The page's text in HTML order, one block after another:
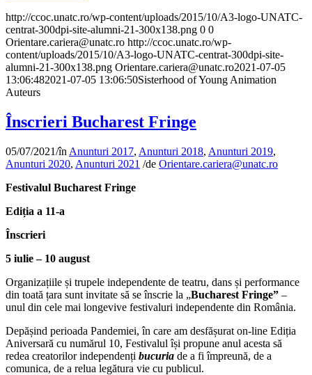
http://ccoc.unatc.ro/wp-content/uploads/2015/10/A3-logo-UNATC-
centrat-300dpi-site-alumni-21-300x138.png 0 0
Orientare.cariera@unatc.ro http://ccoc.unatc.ro/wp-
content/uploads/2015/10/A3-logo-UNATC-centrat-300dpi-site-
alumni-21-300x138.png Orientare.cariera@unatc.ro2021-07-05
13:06:482021-07-05 13:06:50Sisterhood of Young Animation
Auteurs
Înscrieri Bucharest Fringe
05/07/2021/în Anunturi 2017, Anunturi 2018, Anunturi 2019,
Anunturi 2020, Anunturi 2021 /de Orientare.cariera@unatc.ro
Festivalul Bucharest Fringe
Ediția a 11-a
Înscrieri
5 iulie – 10 august
Organizațiile și trupele independente de teatru, dans și performance
din toată țara sunt invitate să se înscrie la „Bucharest Fringe” –
unul din cele mai longevive festivaluri independente din România.
Depășind perioada Pandemiei, în care am desfășurat on-line Ediția
Aniversară cu numărul 10, Festivalul își propune anul acesta să
redea creatorilor independenți bucuria de a fi împreună, de a
comunica, de a relua legătura vie cu publicul.